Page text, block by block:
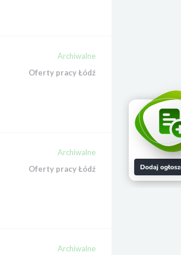
Archiwalne
Oferty pracy Łódź
Archiwalne
Oferty pracy Łódź
Archiwalne